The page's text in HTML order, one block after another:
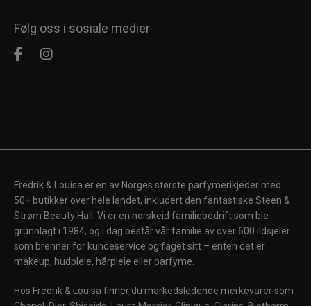
Følg oss i sosiale medier
Fredrik & Louisa er en av Norges største parfymerikjeder med
50+ butikker over hele landet, inkludert den fantastiske Steen &
Strøm Beauty Hall. Vi er en norskeid familiebedrift som ble
grunnlagt i 1984, og i dag består vår familie av over 600 ildsjeler
som brenner for kundeservice og faget sitt – enten det er
makeup, hudpleie, hårpleie eller parfyme.
Hos Fredrik & Louisa finner du markedsledende merkevarer som